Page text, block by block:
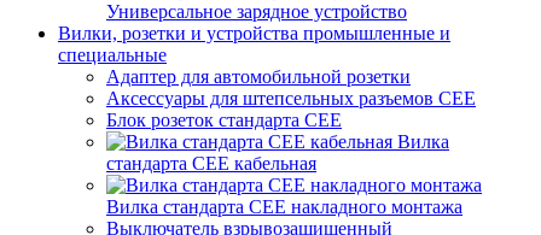
Универсальное зарядное устройство
Вилки, розетки и устройства промышленные и
специальные
Адаптер для автомобильной розетки
Аксессуары для штепсельных разъемов CEE
Блок розеток стандарта CEE
Вилка
стандарта CEE кабельная
Вилка стандарта CEE накладного монтажа
Выключатель взрывозащищенный